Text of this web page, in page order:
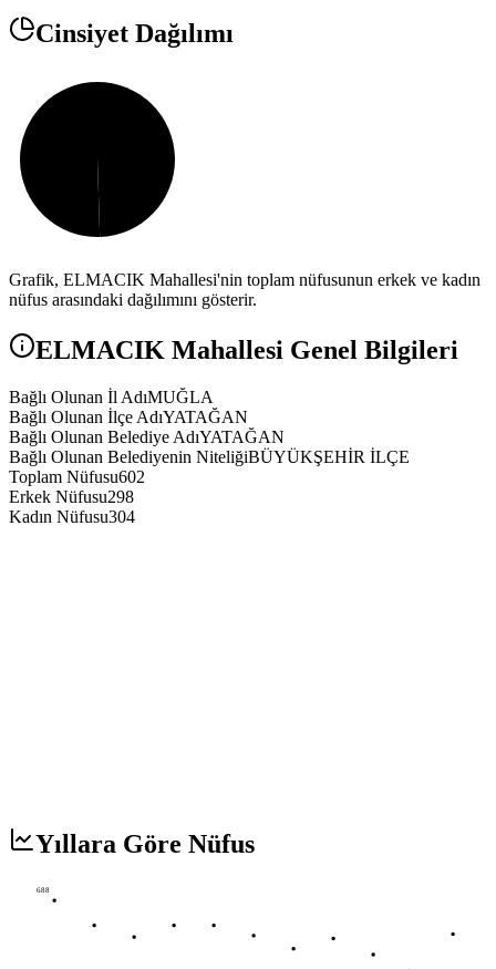
Cinsiyet Dağılımı
Grafik, ELMACIK Mahallesi'nin toplam nüfusunun erkek ve kadın
nüfus arasındaki dağılımını gösterir.
ELMACIK Mahallesi Genel Bilgileri
Bağlı Olunan İl AdıMUĞLA
Bağlı Olunan İlçe AdıYATAĞAN
Bağlı Olunan Belediye AdıYATAĞAN
Bağlı Olunan Belediyenin NiteliğiBÜYÜKŞEHİR İLÇE
Toplam Nüfusu602
Erkek Nüfusu298
Kadın Nüfusu304
Yıllara Göre Nüfus
688